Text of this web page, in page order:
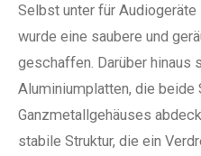
Selbst unter für
wurde eine saubere und
geschaffen. Darüber hinaus
Aluminiumplatten, die beide
Ganzmetallgehäuses
stabile Struktur, die ein